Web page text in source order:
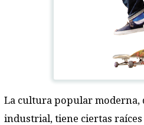
La cultura popular moderna,
industrial, tiene ciertas